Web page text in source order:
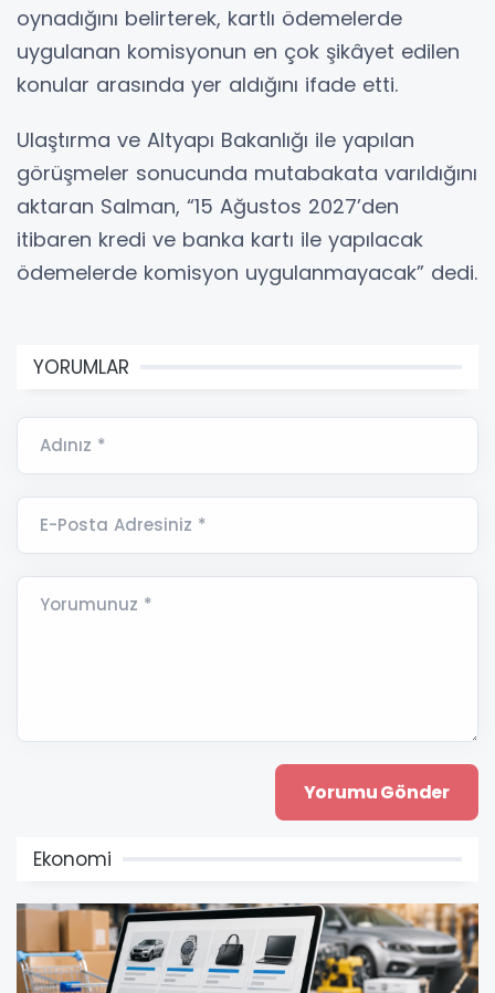
oynadığını belirterek, kartlı ödemelerde
uygulanan komisyonun en çok şikâyet edilen
konular arasında yer aldığını ifade etti.
Ulaştırma ve Altyapı Bakanlığı ile yapılan
görüşmeler sonucunda mutabakata varıldığını
aktaran Salman, “15 Ağustos 2027’den
itibaren kredi ve banka kartı ile yapılacak
ödemelerde komisyon uygulanmayacak” dedi.
YORUMLAR
Adınız *
E-Posta Adresiniz *
Yorumunuz *
Ekonomi